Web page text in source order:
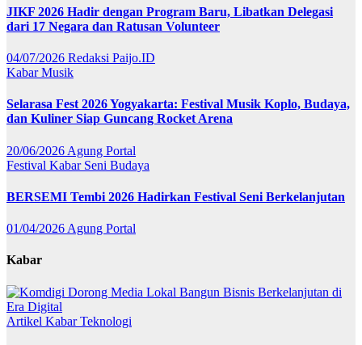
JIKF 2026 Hadir dengan Program Baru, Libatkan Delegasi
dari 17 Negara dan Ratusan Volunteer
04/07/2026 Redaksi Paijo.ID
KabarMusik
Selarasa Fest 2026 Yogyakarta: Festival Musik Koplo, Budaya,
dan Kuliner Siap Guncang Rocket Arena
20/06/2026 Agung Portal
Festival Kabar Seni Budaya
BERSEMI Tembi 2026 Hadirkan Festival Seni Berkelanjutan
01/04/2026 Agung Portal
Kabar
Artikel KabarTeknologi